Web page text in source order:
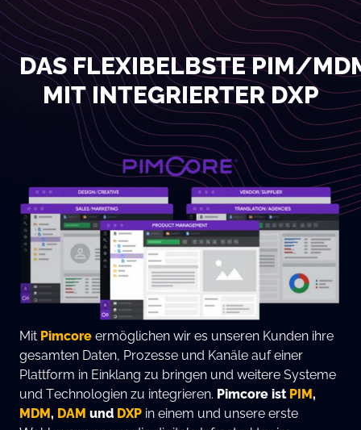
DAS FLEXIBELBSTE PIM/
MIT INTEGRIERTER DXP
Mit Pimcore ermöglichen wir es unseren Kunden ihre
gesamten Daten, Prozesse und Kanäle auf einer
Plattform in Einklang zu bringen und weitere Systeme
und Technologien zu integrieren. Pimcore ist PIM,
MDM, DAM und DXP in einem und unsere erste